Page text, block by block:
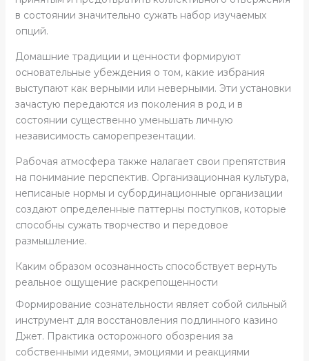
в состоянии значительно сужать набор изучаемых
опций.
Домашние традиции и ценности формируют
основательные убеждения о том, какие избрания
выступают как верными или неверными. Эти установки
зачастую передаются из поколения в род и в
состоянии существенно уменьшать личную
независимость саморепрезентации.
Рабочая атмосфера также налагает свои препятствия
на понимание перспектив. Организационная культура,
неписаные нормы и субординационные организации
создают определенные паттерны поступков, которые
способны сужать творчество и передовое
размышление.
Каким образом осознанность способствует вернуть
реальное ощущение раскрепощенности
Формирование сознательности являет собой сильный
инструмент для восстановления подлинного казино
Джет. Практика осторожного обозрения за
собственными идеями, эмоциями и реакциями